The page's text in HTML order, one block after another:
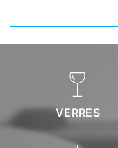
VERRES